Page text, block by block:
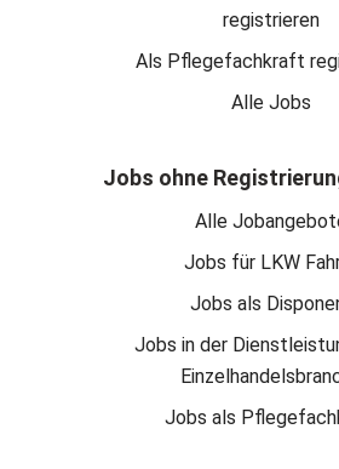
registrieren
Als Pflegefachkraft
Alle Jobs
Jobs ohne
Alle
Jobs für LKW
Jobs als
Jobs in der
Jobs als